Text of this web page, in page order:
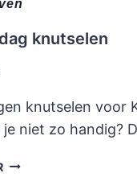
knutselen
knutselen voor
je niet zo handig?
KONINGSDAG